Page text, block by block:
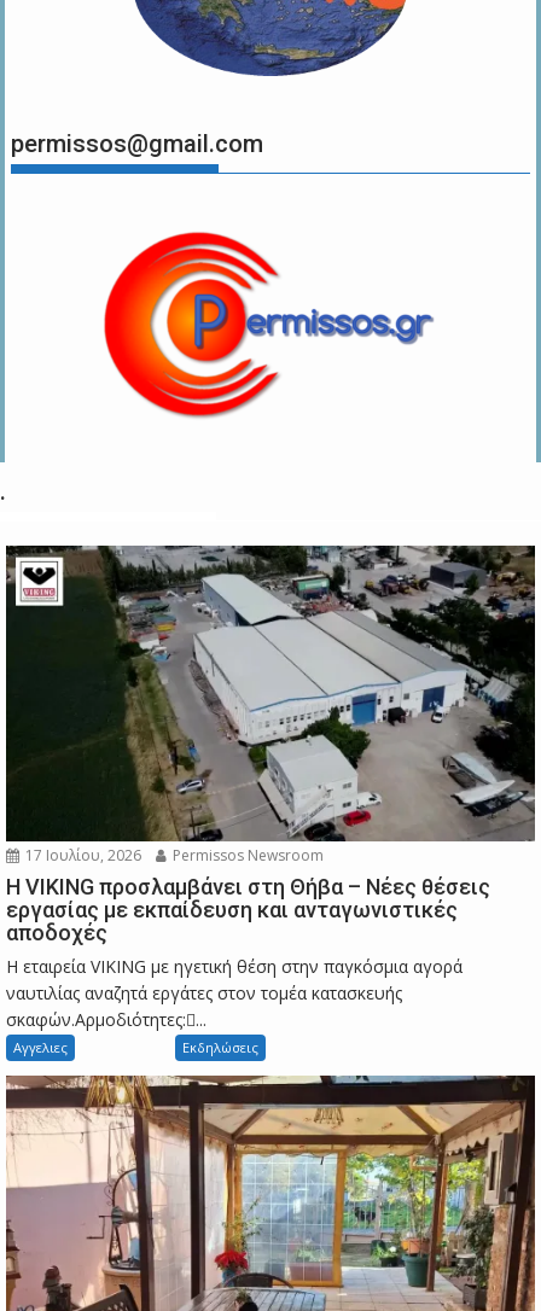
permissos@gmail.com
.
17 Ιουλίου, 2026 Permissos Newsroom
Η VIKING προσλαμβάνει στη Θήβα – Νέες θέσεις
εργασίας με εκπαίδευση και ανταγωνιστικές
αποδοχές
Η εταιρεία VIKING με ηγετική θέση στην παγκόσμια αγορά
ναυτιλίας αναζητά εργάτες στον τομέα κατασκευής
σκαφών.Αρμοδιότητες:...
Αγγελιες Εκδηλώσεις